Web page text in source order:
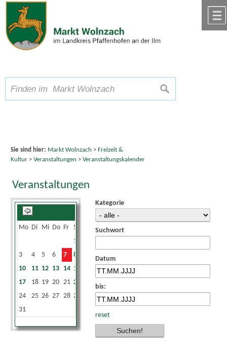
Zum Inhalt,zur Navigation
Schriftgröße A A A suchen
Sie sind hier: Markt Wolnzach > Freizeit &
Kultur> Veranstaltungen > Veranstaltungskalender
Veranstaltungen
Mo Di Mi Do Fr Sa
1
3
4 5 6 7 8
10
11 12 13 14 15
17
18 19 20 21 22
24
25 26 27 28 29
31
Kategorie
Suchwort
Datum
bis:
reset